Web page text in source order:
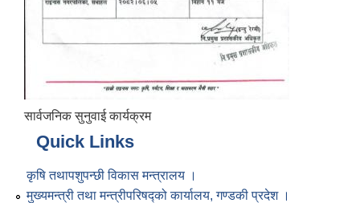
सार्वजनिक सुनुवाई कार्यक्रम
Quick Links
कृषि तथापशुपन्छी विकास मन्त्रालय ।
मुख्यमन्त्री तथा मन्त्रीपरिषद्को कार्यालय, गण्डकी प्रदेश ।